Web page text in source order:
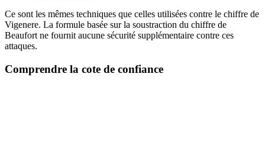
Ce sont les mêmes techniques que celles utilisées contre le chiffre de
Vigenere. La formule basée sur la soustraction du chiffre de
Beaufort ne fournit aucune sécurité supplémentaire contre ces
attaques.
Comprendre la cote de confiance